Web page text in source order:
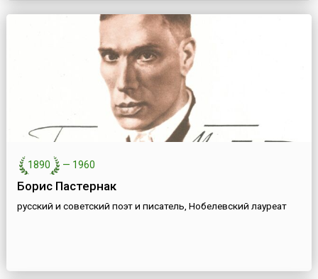
1890 — 1960
Борис Пастернак
русский и советский поэт и писатель, Нобелевский лауреат